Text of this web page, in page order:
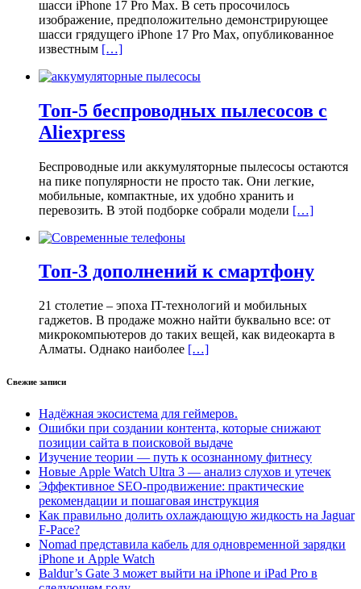
шасси iPhone 17 Pro Max. В сеть просочилось
изображение, предположительно демонстрирующее
шасси грядущего iPhone 17 Pro Max, опубликованное
известным […]
Топ-5 беспроводных пылесосов с
Aliexpress
Беспроводные или аккумуляторные пылесосы остаются
на пике популярности не просто так. Они легкие,
мобильные, компактные, их удобно хранить и
перевозить. В этой подборке собрали модели […]
Топ-3 дополнений к смартфону
21 столетие – эпоха IT-технологий и мобильных
гаджетов. В продаже можно найти буквально все: от
микрокомпьютеров до таких вещей, как видеокарта в
Алматы. Однако наиболее […]
Свежие записи
Надёжная экосистема для геймеров.
Ошибки при создании контента, которые снижают
позиции сайта в поисковой выдаче
Изучение теории — путь к осознанному фитнесу
Новые Apple Watch Ultra 3 — анализ слухов и утечек
Эффективное SEO-продвижение: практические
рекомендации и пошаговая инструкция
Как правильно долить охлаждающую жидкость на Jaguar
F-Pace?
Nomad представила кабель для одновременной зарядки
iPhone и Apple Watch
Baldur’s Gate 3 может выйти на iPhone и iPad Pro в